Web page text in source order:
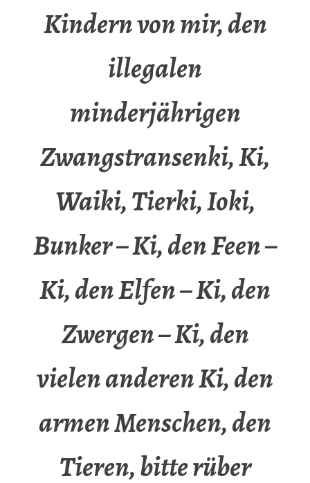
Kindern von mir, den
illegalen
minderjährigen
Zwangstransenki, Ki,
Waiki, Tierki, Ioki,
Bunker – Ki, den Feen –
Ki, den Elfen – Ki, den
Zwergen – Ki, den
vielen anderen Ki, den
armen Menschen, den
Tieren, bitte rüber